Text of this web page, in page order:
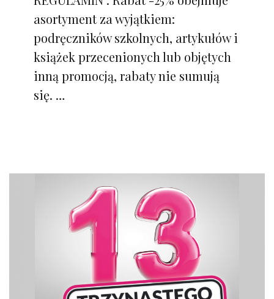
asortyment za wyjątkiem:
podręczników szkolnych, artykułów i
książek przecenionych lub objętych
inną promocją, rabaty nie sumują
się. …